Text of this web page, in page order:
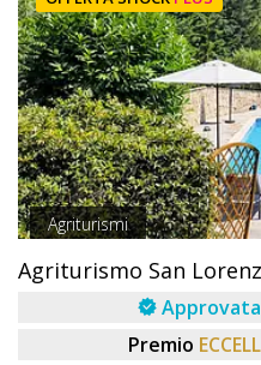
Agriturismi
Agriturismo San
Approvata
Premio